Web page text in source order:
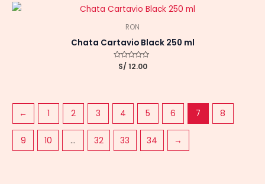
RON
Chata Cartavio Black 250 ml
Valorado
con
S/ 12.00
← 1 2 3 4 5 6 7 8
9 10 … 32 33 34 →